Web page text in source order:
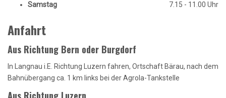
Samstag
7.15 - 11.00 Uhr
Anfahrt
Aus Richtung Bern oder Burgdorf
In Langnau i.E. Richtung Luzern fahren, Ortschaft Bärau, nach dem
Bahnübergang ca. 1 km links bei der Agrola-Tankstelle
Aus Richtung Luzern